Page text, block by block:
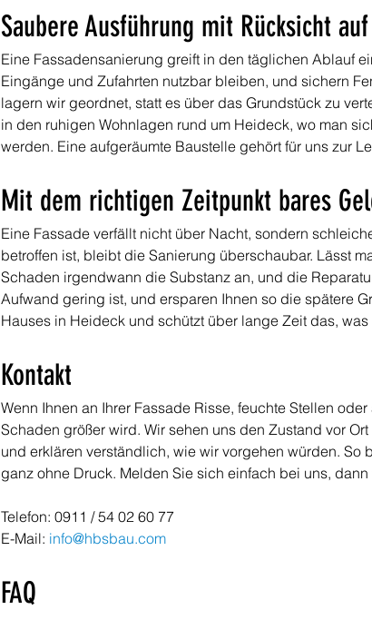
Saubere Ausführung mit Rücksicht
Eine Fassadensanierung greift in den täglichen Ablauf
Eingänge und Zufahrten nutzbar bleiben, und sichern
lagern wir geordnet, statt es über das Grundstück zu
in den ruhigen Wohnlagen rund um Heideck, wo man
werden. Eine aufgeräumte Baustelle gehört für uns zur
Mit dem richtigen Zeitpunkt bares
Eine Fassade verfällt nicht über Nacht, sondern
betroffen ist, bleibt die Sanierung überschaubar. Lässt
Schaden irgendwann die Substanz an, und die
Aufwand gering ist, und ersparen Ihnen so die spätere
Hauses in Heideck und schützt über lange Zeit das,
Kontakt
Wenn Ihnen an Ihrer Fassade Risse, feuchte Stellen
Schaden größer wird. Wir sehen uns den Zustand vor
und erklären verständlich, wie wir vorgehen würden. So
ganz ohne Druck. Melden Sie sich einfach bei uns,
Telefon: 0911 / 54 02 60 77
E-Mail: info@hbsbau.com
FAQ